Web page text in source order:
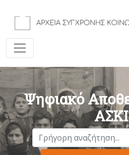
Ψηφιακό
ΑΣΚΙ